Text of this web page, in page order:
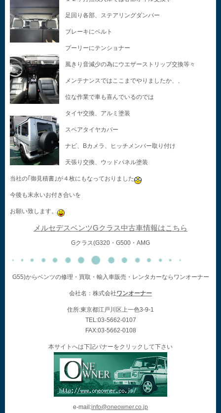
足回り各部、ステアリングダンパー
ブレーキにベルト
プーリーにテンショナー
風きり音減少の為にウエザーストリップ交換等々
メンテナンスではここまでやりましたか、、
位な作業で車も喜んでいるのでは
タイヤ交換、アルミ塗装
スペアタイヤカバー
ナビ、Bカメラ、ヒッチメンバー取り付け
天張り交換、ウッドパネル塗装
当社の｢御見積書｣が４枚にもなっておりました
今後も末永いお付き合いを
お願い致します。
メルセデスベンツGクラス中古車情報はこちら
Gクラス(G320・G500・AMG
G55)からベンツの修理・買取・輸入車販売・レンタカーならワンオーナー
会社名：株式会社ワンオーナー
住所:東京都江戸川区上一色3-9-1
TEL:03-5662-0107
FAX:03-5662-0108
本サイトへは下記バナーをクリックして下さい
e-mail:info@oneowner.co.jp